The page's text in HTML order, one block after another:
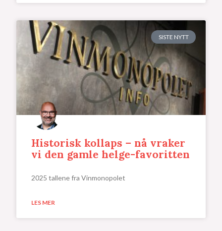
SISTE NYTT
Historisk kollaps – nå vraker
vi den gamle helge-favoritten
2025 tallene fra Vinmonopolet
LES MER